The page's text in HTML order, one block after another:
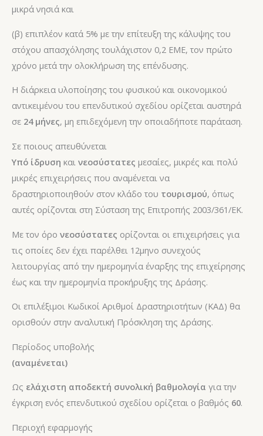
μικρά νησιά και
(β) επιπλέον κατά 5% με την επίτευξη της κάλυψης του
στόχου απασχόλησης τουλάχιστον 0,2 ΕΜΕ, τον πρώτο
χρόνο μετά την ολοκλήρωση της επένδυσης.
Η διάρκεια υλοποίησης του φυσικού και οικονομικού
αντικειμένου του επενδυτικού σχεδίου ορίζεται αυστηρά
σε 24 μήνες, μη επιδεχόμενη την οποιαδήποτε παράταση.
Σε ποιους απευθύνεται
Υπό ίδρυση και νεοσύστατες μεσαίες, μικρές και πολύ
μικρές επιχειρήσεις που αναμένεται να
δραστηριοποιηθούν στον κλάδο του τουρισμού, όπως
αυτές ορίζονται στη Σύσταση της Επιτροπής 2003/361/ΕΚ.
Με τον όρο νεοσύστατες ορίζονται οι επιχειρήσεις για
τις οποίες δεν έχει παρέλθει 12μηνο συνεχούς
λειτουργίας από την ημερομηνία έναρξης της επιχείρησης
έως και την ημερομηνία προκήρυξης της Δράσης.
Οι επιλέξιμοι Kωδικοί Aριθμοί Δραστηριοτήτων (ΚΑΔ) θα
ορισθούν στην αναλυτική Πρόσκληση της Δράσης.​
Περίοδος υποβολής
(αναμένεται)
Ως ελάχιστη αποδεκτή συνολική βαθμολογία για την
έγκριση ενός επενδυτικού σχεδίου ορίζεται ο βαθμός 60.​
Περιοχή εφαρμογής